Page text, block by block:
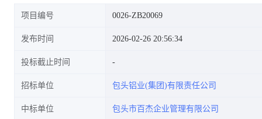
选人公示
项目编号 0026-ZB20069
发布时间 2026-02-26 20:56:34
投标截止时间
招标单位 包头铝业(集团)有限责任公司
中标单位 包头市百杰企业管理有限公司